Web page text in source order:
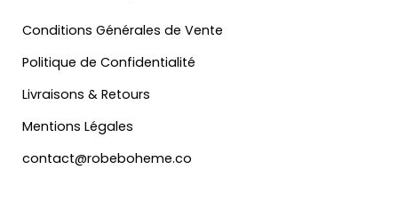
Conditions Générales de Vente
Politique de Confidentialité
Livraisons & Retours
Mentions Légales
contact@robeboheme.co